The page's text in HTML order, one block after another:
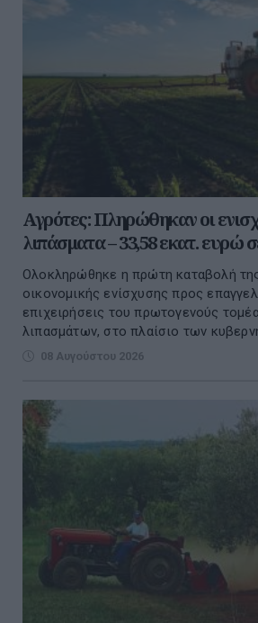
Αγρότες: Πληρώθηκαν οι
λιπάσματα – 33,58 εκατ. ευρώ
Ολοκληρώθηκε η πρώτη καταβολή
οικονομικής ενίσχυσης προς
επιχειρήσεις του πρωτογενούς
λιπασμάτων, στο πλαίσιο των
08 Αυγούστου 2026